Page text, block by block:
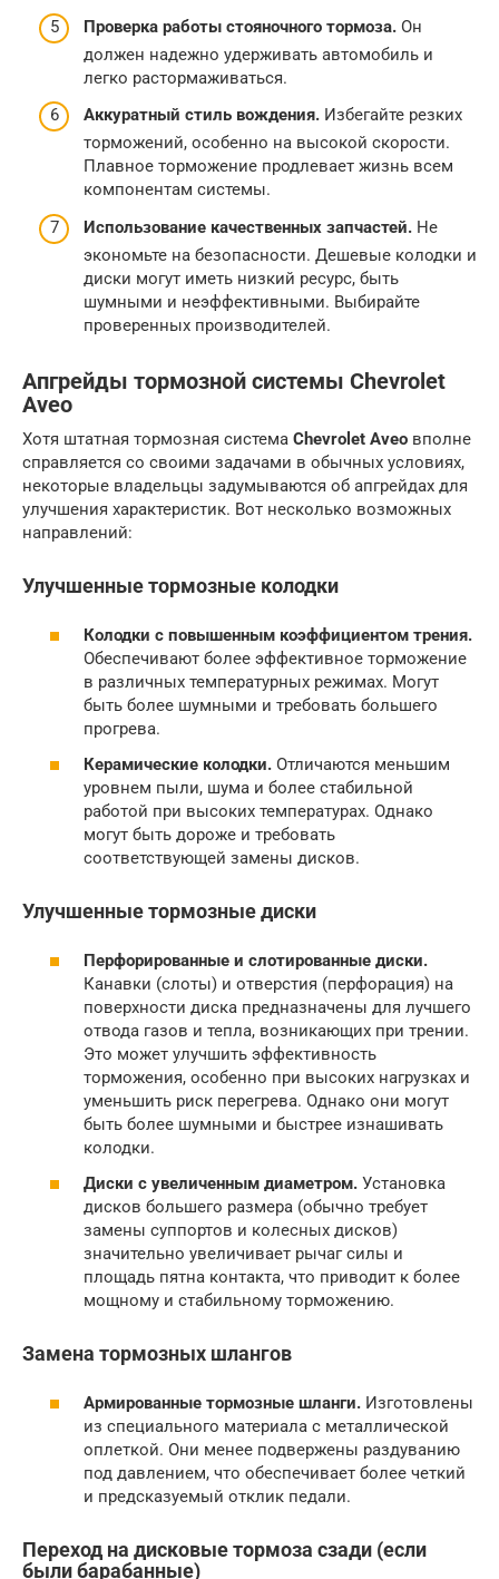
Проверка работы стояночного тормоза. Он
должен надежно удерживать автомобиль и
легко растормаживаться.
Аккуратный стиль вождения. Избегайте резких
торможений, особенно на высокой скорости.
Плавное торможение продлевает жизнь всем
компонентам системы.
Использование качественных запчастей. Не
экономьте на безопасности. Дешевые колодки и
диски могут иметь низкий ресурс, быть
шумными и неэффективными. Выбирайте
проверенных производителей.
Апгрейды тормозной системы Chevrolet
Aveo
Хотя штатная тормозная система Chevrolet Aveo вполне
справляется со своими задачами в обычных условиях,
некоторые владельцы задумываются об апгрейдах для
улучшения характеристик. Вот несколько возможных
направлений:
Улучшенные тормозные колодки
Колодки с повышенным коэффициентом трения.
Обеспечивают более эффективное торможение
в различных температурных режимах. Могут
быть более шумными и требовать большего
прогрева.
Керамические колодки. Отличаются меньшим
уровнем пыли, шума и более стабильной
работой при высоких температурах. Однако
могут быть дороже и требовать
соответствующей замены дисков.
Улучшенные тормозные диски
Перфорированные и слотированные диски.
Канавки (слоты) и отверстия (перфорация) на
поверхности диска предназначены для лучшего
отвода газов и тепла, возникающих при трении.
Это может улучшить эффективность
торможения, особенно при высоких нагрузках и
уменьшить риск перегрева. Однако они могут
быть более шумными и быстрее изнашивать
колодки.
Диски с увеличенным диаметром. Установка
дисков большего размера (обычно требует
замены суппортов и колесных дисков)
значительно увеличивает рычаг силы и
площадь пятна контакта, что приводит к более
мощному и стабильному торможению.
Замена тормозных шлангов
Армированные тормозные шланги. Изготовлены
из специального материала с металлической
оплеткой. Они менее подвержены раздуванию
под давлением, что обеспечивает более четкий
и предсказуемый отклик педали.
Переход на дисковые тормоза сзади (если
были барабанные)